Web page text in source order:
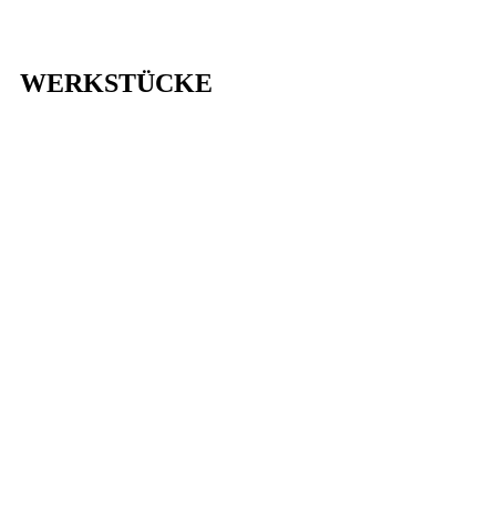
WERKSTÜCKE